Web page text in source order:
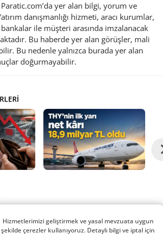
yer alan bilgi, yorum ve
danışmanlığı hizmeti, aracı kurumlar,
ile müşteri arasında imzalanacak
Bu haberde yer alan görüşler, mali
Bu nedenle yalnızca burada yer alan
doğurmayabilir.
Hizmetlerimizi geliştirmek ve yasal mevzuata uygun
şekilde çerezler kullanıyoruz. Detaylı bilgi ve iptal için